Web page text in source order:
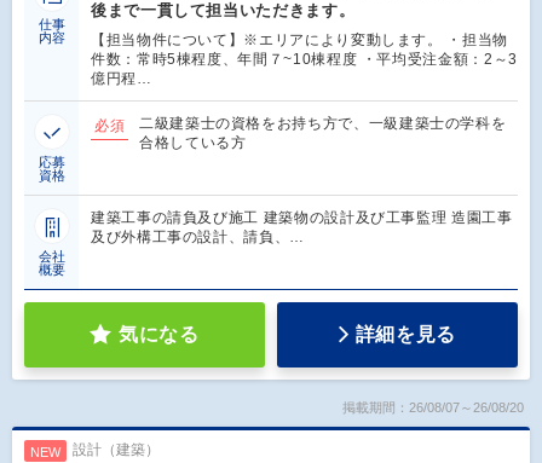
仕事
内容
後まで一貫して担当いただきます。
【担当物件について】※エリアにより変動します。 ・担当物
件数：常時5棟程度、年間７~10棟程度 ・平均受注金額：2～3
億円程…
応募
資格
必須
二級建築士の資格をお持ち方で、一級建築士の学科を
合格している方
会社
概要
建築工事の請負及び施工 建築物の設計及び工事監理 造園工事
及び外構工事の設計、請負、…
気になる 詳細を見る
掲載期間：26/08/07～26/08/20
NEW 設計（建築）